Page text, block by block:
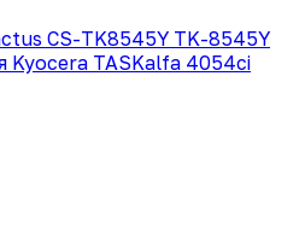
CS-TK8545Y TK-8545Y
Kyocera TASKalfa 4054ci